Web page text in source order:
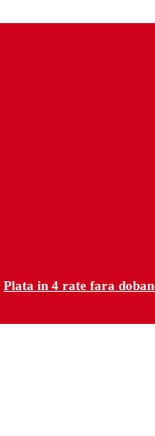
Plata in 4 rate fara